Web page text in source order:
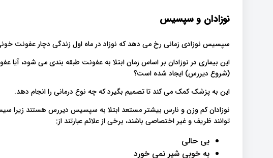
نوزادان و سپسیس
سپسیس نوزادی زمانی رخ می دهد که نوزاد در ماه اول زندگی دچار عفونت
این بیماری در نوزادان بر اساس زمان ابتلا به عفونت طبقه بندی می شود، آیا
(شروع دیررس) ایجاد شده است؟
این به پزشک کمک می کند تا تصمیم بگیرد که چه نوع درمانی را انجام دهد.
نوزادان کم وزن و نارس بیشتر مستعد ابتلا به سپسیس دیررس هستند زیرا
توانند ظریف و غیر اختصاصی باشند، برخی از علائم عبارتند از:
بی حالی
به خوبی شیر نمی خورد